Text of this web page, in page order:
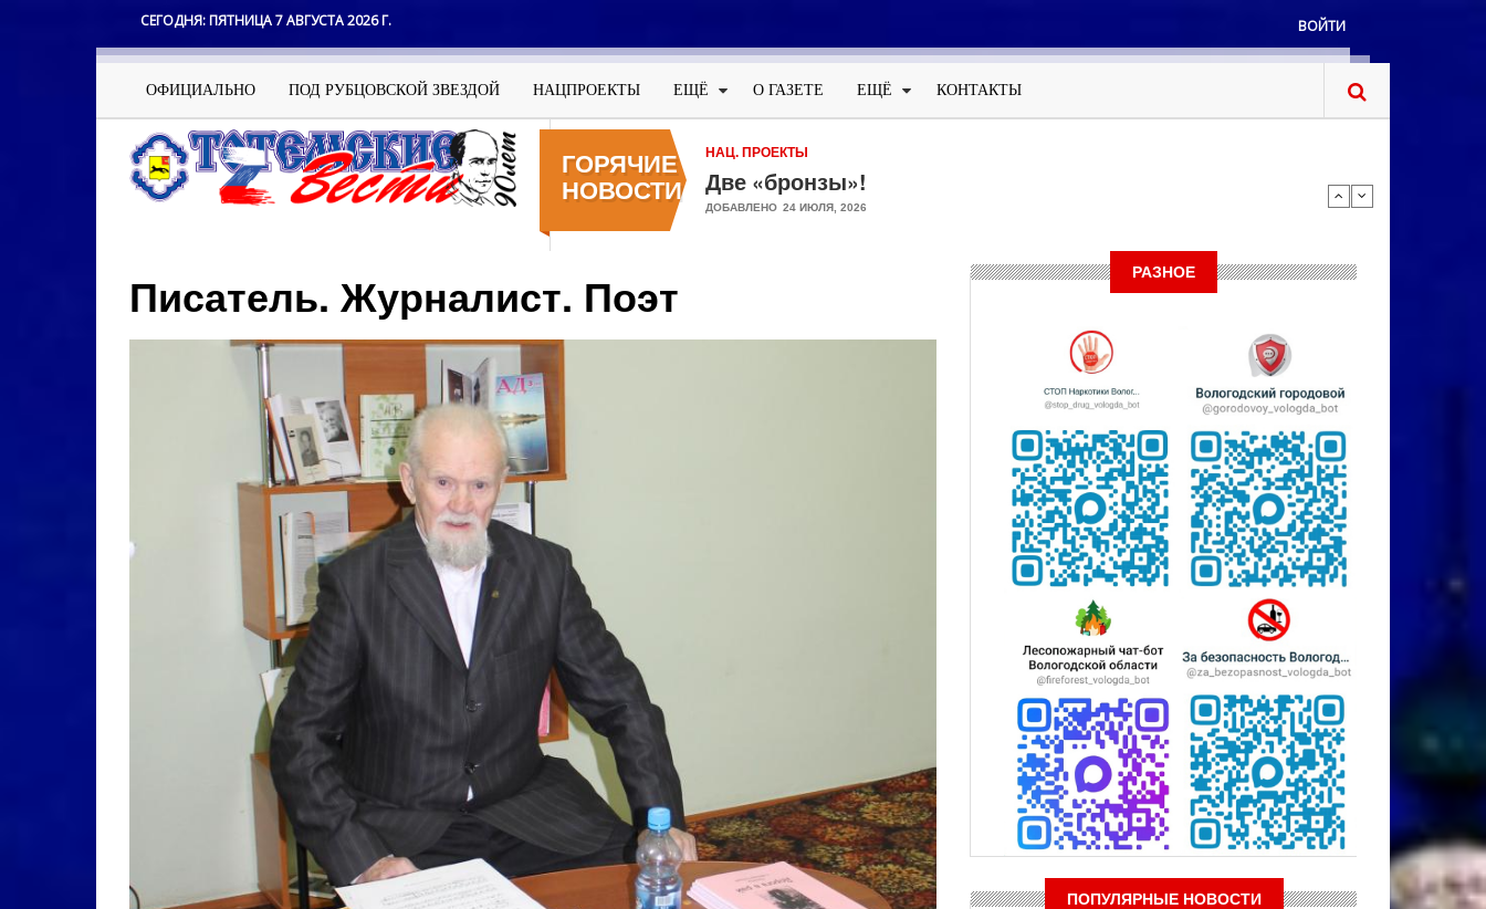
СЕГОДНЯ:ПЯТНИЦА 7 АВГУСТА 2026 Г.
Меню
учётной
записи
пользователя
ВОЙТИ
Основная
навигация
ОФИЦИАЛЬНО ПОД РУБЦОВСКОЙ ЗВЕЗДОЙ НАЦПРОЕКТЫ ЕЩЁ О ГАЗЕТЕ ЕЩЁ КОНТАКТЫ
ГОРЯЧИЕ
НОВОСТИ
НАЦ. ПРОЕКТЫ
Две «бронзы»!
ДОБАВЛЕНО 24 ИЮЛЯ, 2026
Писатель. Журналист. Поэт РАЗНОЕ
ПОПУЛЯРНЫЕ НОВОСТИ